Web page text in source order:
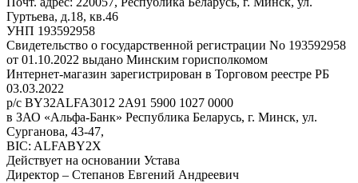
Гуртьева, д.18, кв.46
УНП 193592958
Свидетельство о государственной регистрации No 193592958
от 01.10.2022 выдано Минским горисполкомом
Интернет-магазин зарегистрирован в Торговом реестре РБ
03.03.2022
р/с BY32ALFA3012 2A91 5900 1027 0000
в ЗАО «Альфа-Банк» Республика Беларусь, г. Минск, ул.
Сурганова, 43-47,
BIC: ALFABY2X
Действует на основании Устава
Директор – Степанов Евгений Андреевич